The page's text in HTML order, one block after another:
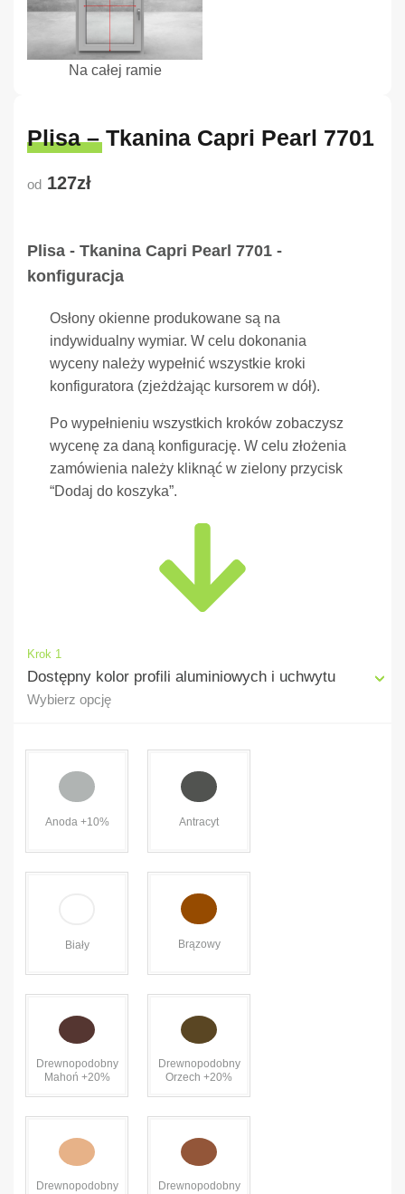
Na całej ramie
Plisa – Tkanina Capri Pearl 7701
od 127zł
Plisa - Tkanina Capri Pearl 7701 -
konfiguracja
Osłony okienne produkowane są na
indywidualny wymiar. W celu dokonania
wyceny należy wypełnić wszystkie kroki
konfiguratora (zjeżdżając kursorem w dół).
Po wypełnieniu wszystkich kroków zobaczysz
wycenę za daną konfigurację. W celu złożenia
zamówienia należy kliknąć w zielony przycisk
“Dodaj do koszyka”.
Krok 1
Dostępny kolor profili aluminiowych i uchwytu
Wybierz opcję
Anoda +10% Antracyt
Biały Brązowy
Drewnopodobny
Mahoń +20%
Drewnopodobny
Orzech +20%
Drewnopodobny
Drewnopodobny